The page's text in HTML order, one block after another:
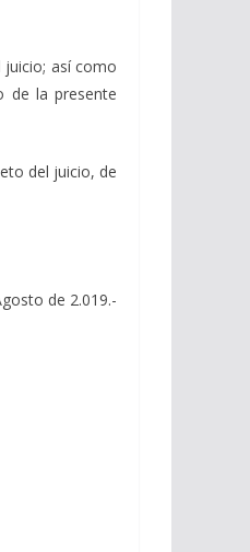
así como
de la presente
del juicio, de
de 2.019.-